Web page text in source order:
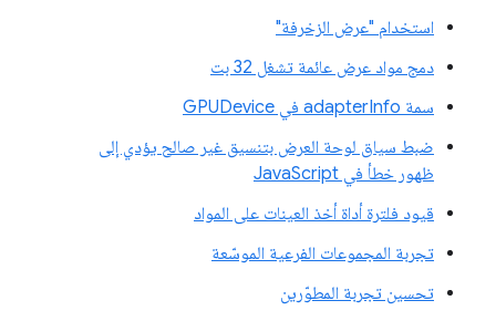
استخدام "عرض الزخرفة"
دمج مواد عرض عائمة تشغل 32 بت
سمة adapterInfo في GPUDevice
ضبط سياق لوحة العرض بتنسيق غير صالح يؤدي إلى
ظهور خطأ في JavaScript
قيود فلترة أداة أخذ العينات على المواد
تجربة المجموعات الفرعية الموسّعة
تحسين تجربة المطوّرين